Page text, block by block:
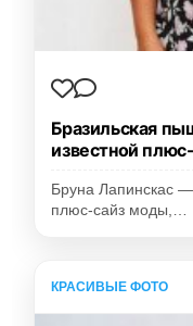
Бразильская
известной
Бруна Лапинскас
плюс-сайз моды,…
КРАСИВЫЕ ФОТО